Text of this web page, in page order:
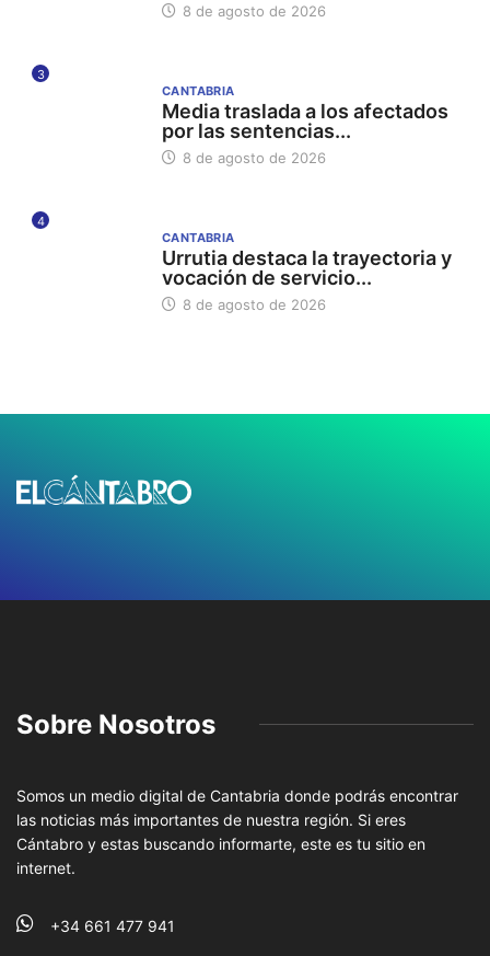
8 de agosto de 2026
3
CANTABRIA
Media traslada a los afectados
por las sentencias...
8 de agosto de 2026
4
CANTABRIA
Urrutia destaca la trayectoria y
vocación de servicio...
8 de agosto de 2026
Sobre Nosotros
Somos un medio digital de Cantabria donde podrás encontrar
las noticias más importantes de nuestra región. Si eres
Cántabro y estas buscando informarte, este es tu sitio en
internet.
+34 661 477 941